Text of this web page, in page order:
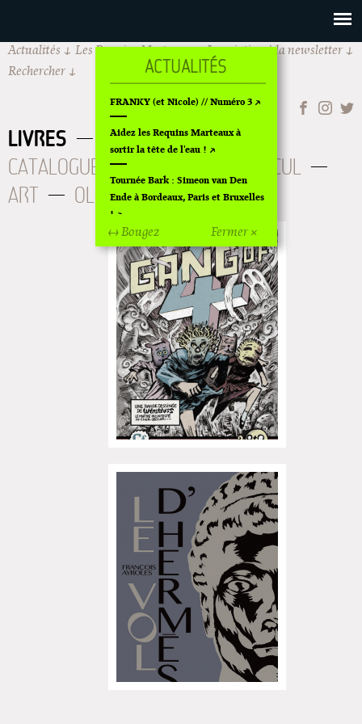
Actualités Les Requins Marteaux
Inscription à la newsletter
Rechercher
LIVRES
À PARAITRE
CATALOGUE
BD CUL
ART
OLDIES ÉPUISÉS
Fermer ×
↔ Bougez
FRANKY (et Nicole) // Numéro 3
Aidez les Requins Marteaux à
sortir la tête de l'eau !
Tournée Bark : Simeon van Den
Ende à Bordeaux, Paris et Bruxelles
!
Off Of Off d'Angoulême 2024
Superette de noël à Pola
L'exposition de Fungirl à
Montpellier !
Lancements de "Ras le bol" de
Cardon
Exposition "Fungirl : Funeral
Home" à Colomiers
Dédicace de Gwénola Carrère à